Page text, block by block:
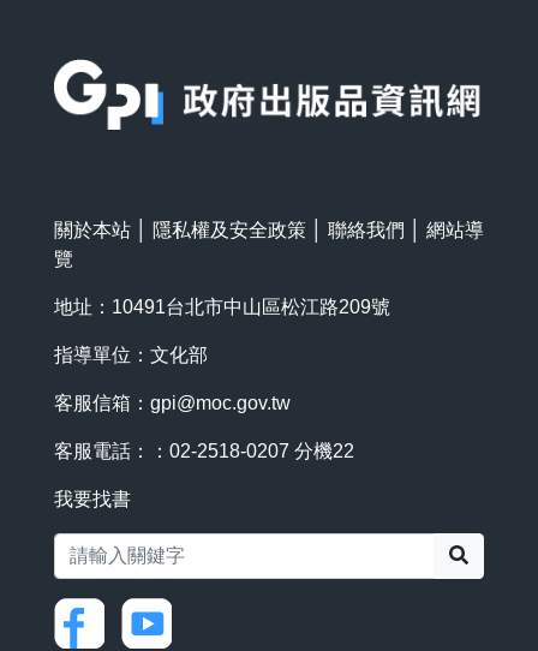
關於本站 隱私權及安全政策 聯絡我們
網站導
覽
地址：10491台北市中山區松江路209號
指導單位：文化部
客服信箱： gpi@moc.gov.tw
客服電話：：02-2518-0207 分機22
我要找書